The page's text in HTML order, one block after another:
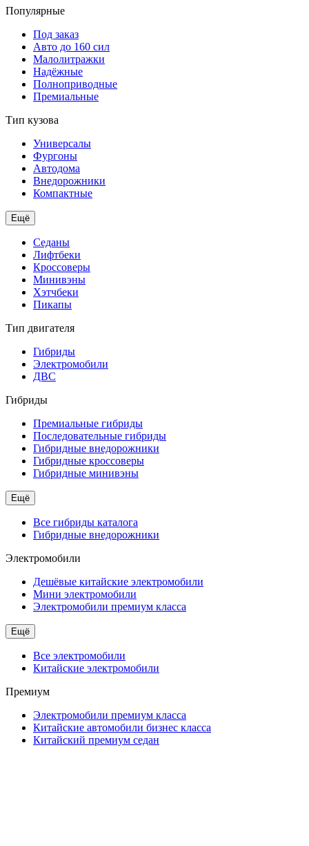
Популярные
Под заказ
Авто до 160 сил
Малолитражки
Надёжные
Полноприводные
Премиальные
Тип кузова
Универсалы
Фургоны
Автодома
Внедорожники
Компактные
Ещё
Седаны
Лифтбеки
Кроссоверы
Минивэны
Хэтчбеки
Пикапы
Тип двигателя
Гибриды
Электромобили
ДВС
Гибриды
Премиальные гибриды
Последовательные гибриды
Гибридные внедорожники
Гибридные кроссоверы
Гибридные минивэны
Ещё
Все гибриды каталога
Гибридные внедорожники
Электромобили
Дешёвые китайские электромобили
Мини электромобили
Электромобили премиум класса
Ещё
Все электромобили
Китайские электромобили
Премиум
Электромобили премиум класса
Китайские автомобили бизнес класса
Китайский премиум седан